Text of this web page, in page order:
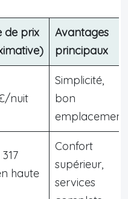
de prix
Avantages
principaux
nuit
Simplicité,
bon
emplacement
haute
Confort
supérieur,
services